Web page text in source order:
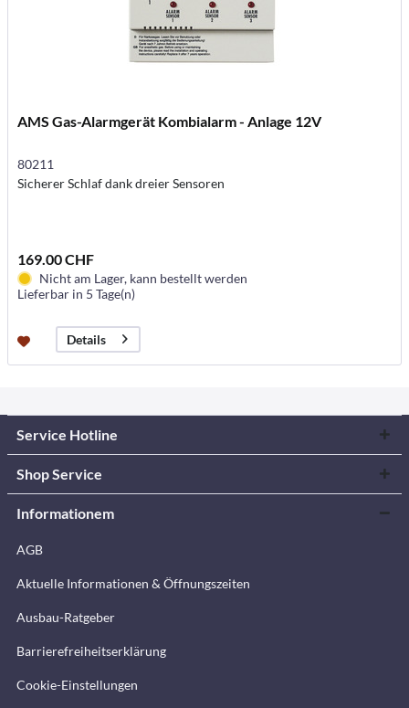
AMS Gas-Alarmgerät Kombialarm - Anlage 12V
80211
Sicherer Schlaf dank dreier Sensoren
169.00 CHF
Nicht am Lager, kann bestellt werden
Lieferbar in 5 Tage(n)
Details
Service Hotline
Shop Service
Informationem
AGB
Aktuelle Informationen & Öffnungszeiten
Ausbau-Ratgeber
Barrierefreiheitserklärung
Cookie-Einstellungen